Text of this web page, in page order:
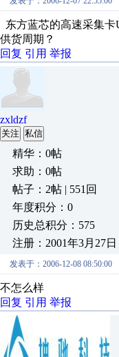
东方蓝芯的高速采集
供货周期？
回复 引用 举报
zxldzf
关注 私信
精华：0帖
求助：0帖
帖子：2帖 | 551回
年度积分：0
历史总积分：575
注册：2001年3月27日
发表于：2006-12-08 08:50:00
不怎么样
回复 引用 举报